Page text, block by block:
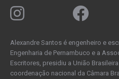
Alexandre Santos é engenheiro e
Engenharia de Pernambuco e a
Escritores, presidiu a União
coordenação nacional da Câmara